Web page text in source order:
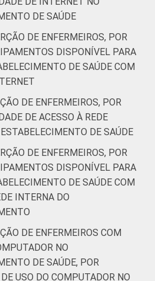
refere-se aos
declararam não haver
eletrônica do dado, que
saber se o dado está
não responderam à
a disponibilidade.
fev 2013 / ago 2013
DE SAÚDE
DE ENFERMEIROS, POR
DISPONÍVEL PARA
DE SAÚDE COM
DE ENFERMEIROS, POR
DE ACESSO À REDE
DE SAÚDE
DE ENFERMEIROS, POR
DISPONÍVEL PARA
DE SAÚDE COM
INTERNA DO
DE ENFERMEIROS COM
NO
DE SAÚDE, POR
USO DO COMPUTADOR NO